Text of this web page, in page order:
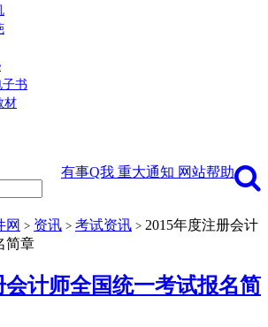
子书
材
有事Q我 重大通知 网站帮助
网 > 资讯 > 考试资讯 > 2015年度注册会计
简章
会计师全国统一考试报名简